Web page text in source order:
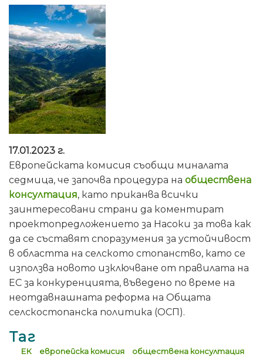
17.01.2023 г.
Европейската комисия съобщи миналата
седмица, че започва процедура на обществена
консултация, като приканва всички
заинтересовани страни да коментират
проектопредложението за Насоки за това как
да се съставят споразумения за устойчивост
в областта на селското стопанство, като се
използва новото изключване от правилата на
ЕС за конкуренцията, въведено по време на
неотдавнашната реформа на Общата
селскостопанска политика (ОСП).
Таг
ЕК европейска комисия обществена консултация